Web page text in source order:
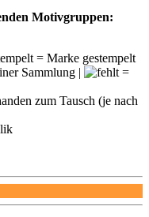
Motivgruppen:
= Marke gestempelt
Sammlung |
=
zum Tausch (je nach